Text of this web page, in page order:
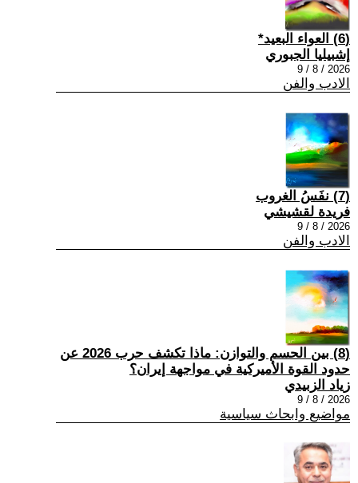
(6) العواء البعيد*
إشبيليا الجبوري
2026 / 8 / 9
الادب والفن
(7) نفَسُ الغروب
فريدة لقشيشي
2026 / 8 / 9
الادب والفن
(8) بين الحسم والتوازن: ماذا تكشف حرب 2026 عن
حدود القوة الأميركية في مواجهة إيران؟
زياد الزبيدي
2026 / 8 / 9
مواضيع وابحاث سياسية